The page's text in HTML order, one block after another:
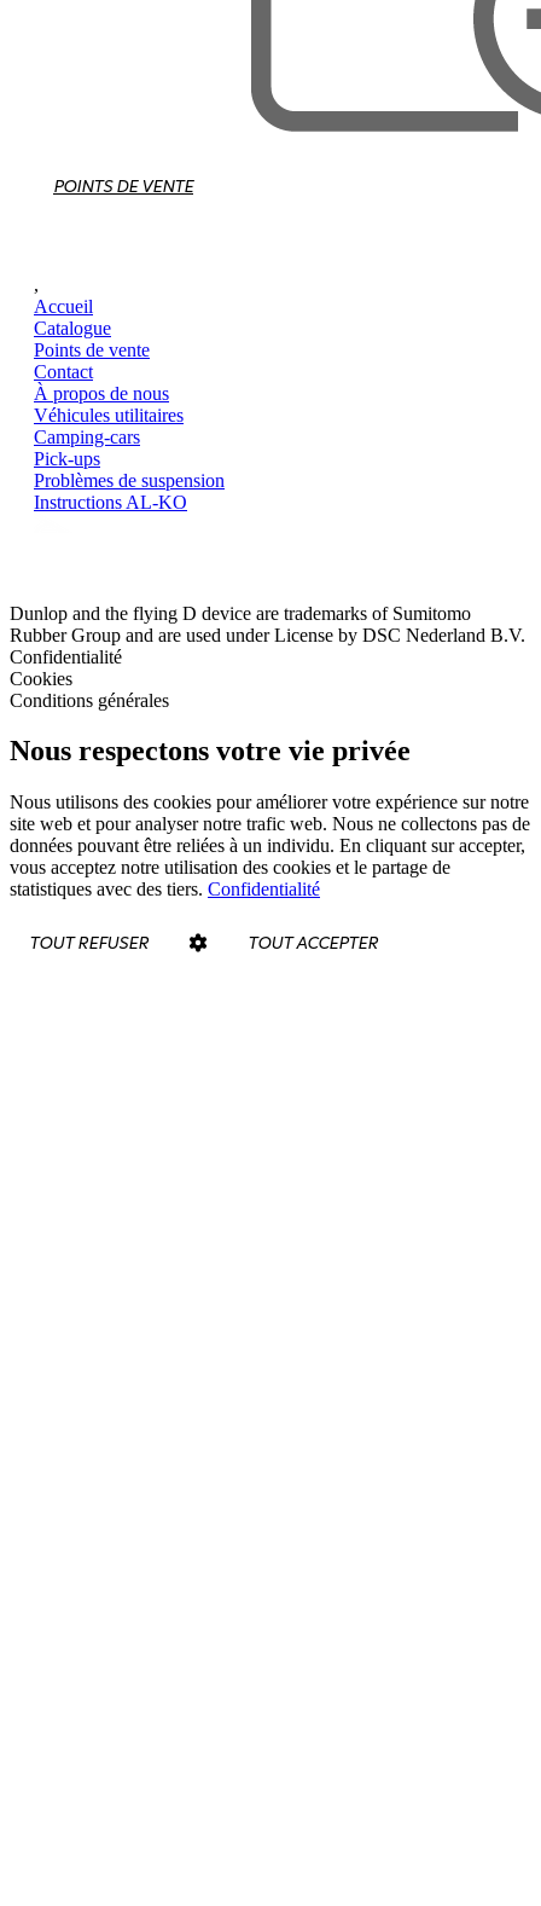
POINTS DE VENTE
,
Accueil
Catalogue
Points de vente
Contact
À propos de nous
Véhicules utilitaires
Camping-cars
Pick-ups
Problèmes de suspension
Instructions AL-KO
Dunlop and the flying D device are trademarks of Sumitomo
Rubber Group and are used under License by DSC Nederland B.V.
Confidentialité
Cookies
Conditions générales
Nous respectons votre vie privée
Nous utilisons des cookies pour améliorer votre expérience sur notre
site web et pour analyser notre trafic web. Nous ne collectons pas de
données pouvant être reliées à un individu. En cliquant sur accepter,
vous acceptez notre utilisation des cookies et le partage de
statistiques avec des tiers. Confidentialité
TOUT REFUSER TOUT ACCEPTER